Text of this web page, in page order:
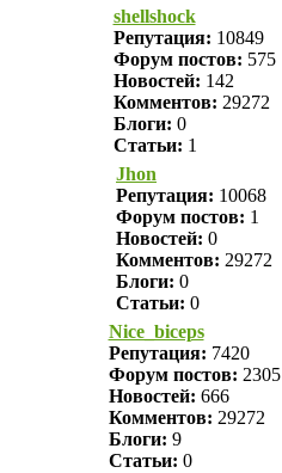
shellshock
Репутация: 10849
Форум постов: 575
Новостей: 142
Комментов: 29272
Блоги: 0
Статьи: 1
Jhon
Репутация: 10068
Форум постов: 1
Новостей: 0
Комментов: 29272
Блоги: 0
Статьи: 0
Nice_biceps
Репутация: 7420
Форум постов: 2305
Новостей: 666
Комментов: 29272
Блоги: 9
Статьи: 0